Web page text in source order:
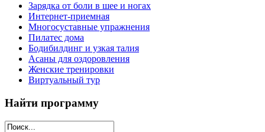
Зарядка от боли в шее и ногах
Интернет-приемная
Многосуставные упражнения
Пилатес дома
Бодибилдинг и узкая талия
Асаны для оздоровления
Женские тренировки
Виртуальный тур
Найти программу